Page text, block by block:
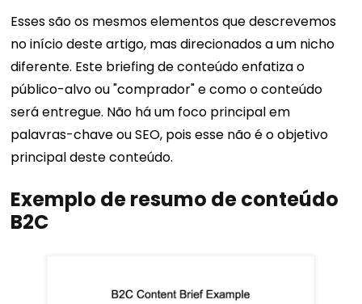
Esses são os mesmos elementos que descrevemos
no início deste artigo, mas direcionados a um nicho
diferente. Este briefing de conteúdo enfatiza o
público-alvo ou "comprador" e como o conteúdo
será entregue. Não há um foco principal em
palavras-chave ou SEO, pois esse não é o objetivo
principal deste conteúdo.
Exemplo de resumo de conteúdo
B2C